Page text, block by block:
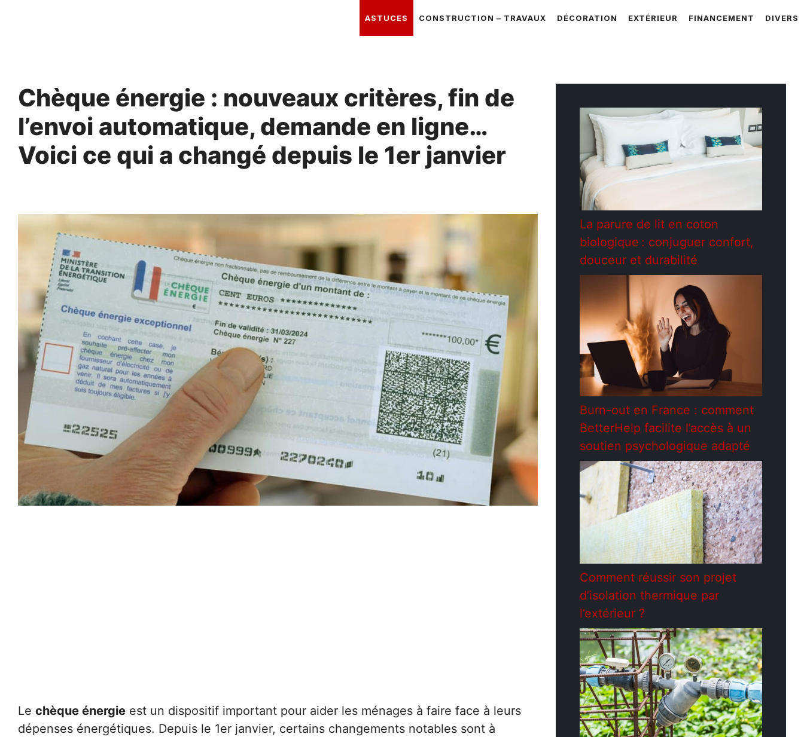
ASTUCES CONSTRUCTION – TRAVAUX DÉCORATION EXTÉRIEUR FINANCEMENT DIVERS
Chèque énergie : nouveaux critères, fin de
l’envoi automatique, demande en ligne…
Voici ce qui a changé depuis le 1er janvier
Le chèque énergie est un dispositif important pour aider les ménages à faire face à leurs
dépenses énergétiques. Depuis le 1er janvier, certains changements notables sont à
La parure de lit en coton
biologique : conjuguer confort,
douceur et durabilité
Burn-out en France : comment
BetterHelp facilite l’accès à un
soutien psychologique adapté
Comment réussir son projet
d’isolation thermique par
l’extérieur ?